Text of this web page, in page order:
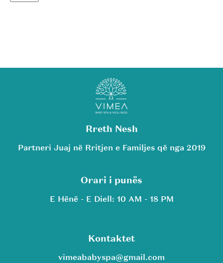
Rreth Nesh
Partneri Juaj në Rritjen e Familjes që nga 2019
Orari i punës
E Hënë - E Diell: 10 AM - 18 PM
Kontaktet
vimeababyspa@gmail.com